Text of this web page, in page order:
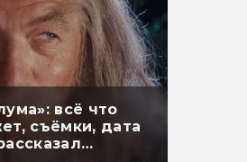
всё что
съёмки, дата